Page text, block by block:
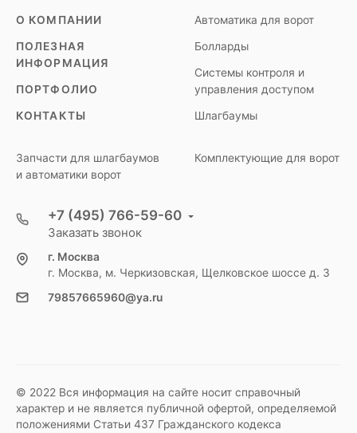
О КОМПАНИИ
ПОЛЕЗНАЯ
ИНФОРМАЦИЯ
ПОРТФОЛИО
КОНТАКТЫ
Автоматика для ворот
Болларды
Системы контроля и
управления доступом
Шлагбаумы
Запчасти для шлагбаумов
и автоматики ворот
Комплектующие для ворот
+7 (495) 766-59-60
Заказать звонок
г. Москва
г. Москва, м. Черкизовская, Щелковское шоссе д. 3
79857665960@ya.ru
© 2022 Вся информация на сайте носит справочный
характер и не является публичной офертой, определяемой
положениями Статьи 437 Гражданского кодекса